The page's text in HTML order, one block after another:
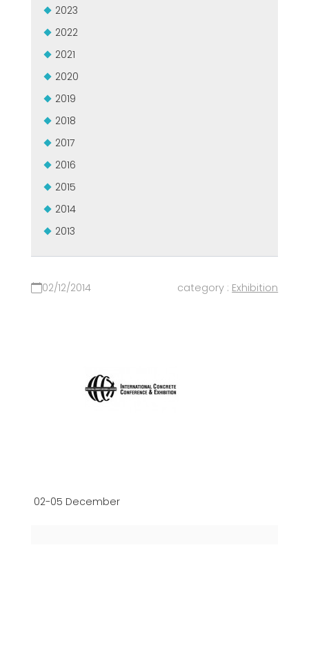
GROUPE MEP MACHINES D\'OCCASION CERTIFIÉ
EFFECTIVE COMMUNICATION
2023
2022
2021
2020
2019
2018
2017
2016
2015
2014
2013
02/12/2014 category : Exhibition
02-05 December